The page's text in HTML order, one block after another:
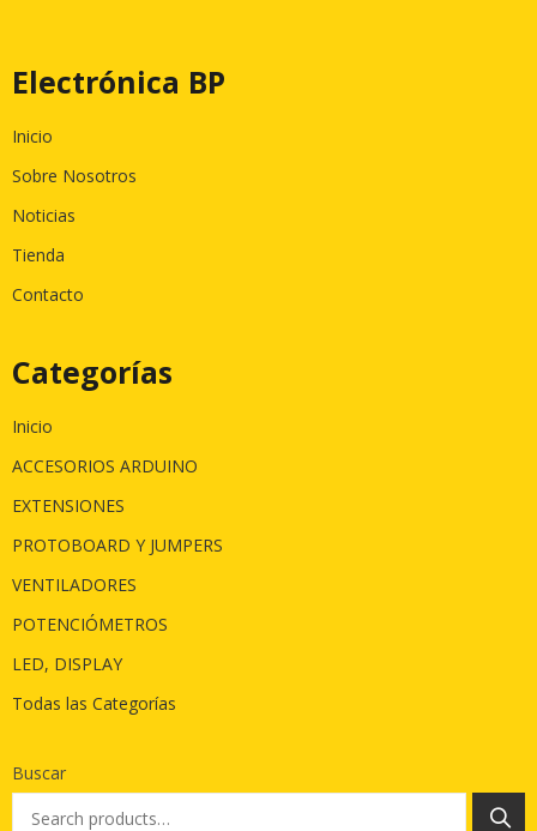
Electrónica BP
Inicio
Sobre Nosotros
Noticias
Tienda
Contacto
Categorías
Inicio
ACCESORIOS ARDUINO
EXTENSIONES
PROTOBOARD Y JUMPERS
VENTILADORES
POTENCIÓMETROS
LED, DISPLAY
Todas las Categorías
Buscar